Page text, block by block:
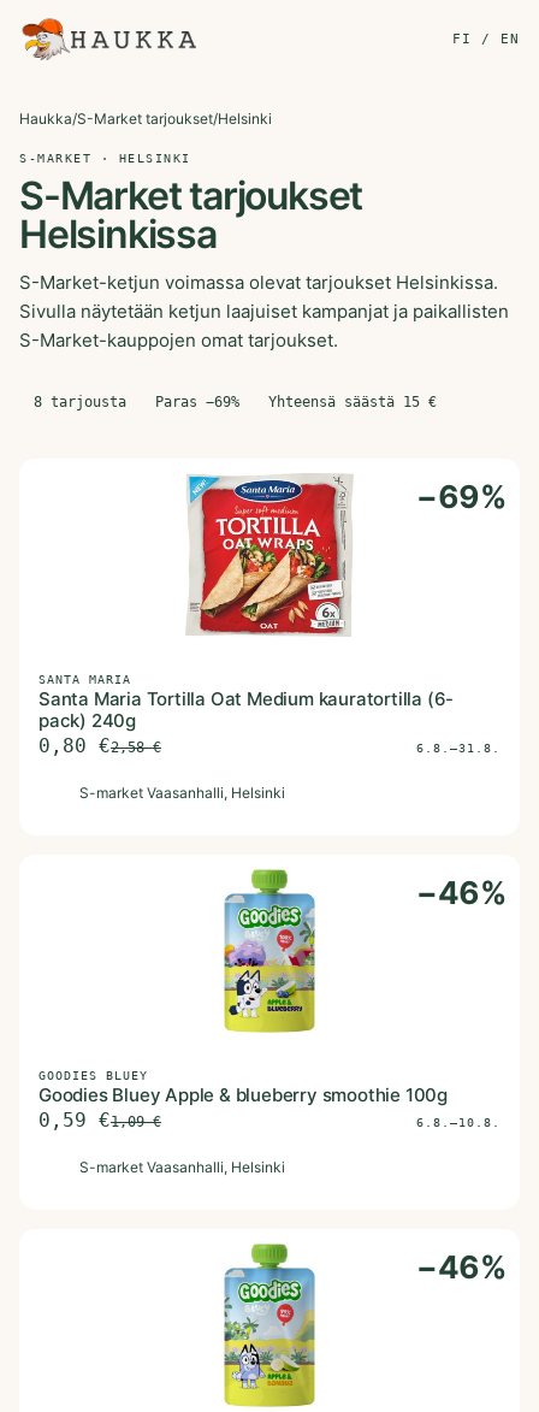
FI / EN
Haukka/S-Market tarjoukset/Helsinki
S-MARKET · HELSINKI
S-Market tarjoukset
Helsinkissa
S-Market-ketjun voimassa olevat tarjoukset Helsinkissa.
Sivulla näytetään ketjun laajuiset kampanjat ja paikallisten
S-Market-kauppojen omat tarjoukset.
8 tarjousta Paras −69% Yhteensä säästä 15 €
−69%
SANTA MARIA
Santa Maria Tortilla Oat Medium kauratortilla (6-
pack) 240g
0,80 €2,58€ 6.8.–31.8.
S-market Vaasanhalli, Helsinki
−46%
GOODIES BLUEY
Goodies Bluey Apple & blueberry smoothie 100g
0,59 €1,09€ 6.8.–10.8.
S-market Vaasanhalli, Helsinki
−46%